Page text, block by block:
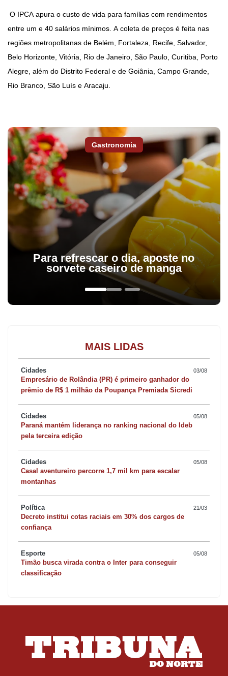
O IPCA apura o custo de vida para famílias com rendimentos
entre um e 40 salários mínimos. A coleta de preços é feita nas
regiões metropolitanas de Belém, Fortaleza, Recife, Salvador,
Belo Horizonte, Vitória, Rio de Janeiro, São Paulo, Curitiba, Porto
Alegre, além do Distrito Federal e de Goiânia, Campo Grande,
Rio Branco, São Luís e Aracaju.
Gastronomia
Para refrescar o dia, aposte no
sorvete caseiro de manga
MAIS LIDAS
Cidades 03/08
Empresário de Rolândia (PR) é primeiro ganhador do
prêmio de R$ 1 milhão da Poupança Premiada Sicredi
Cidades 05/08
Paraná mantém liderança no ranking nacional do Ideb
pela terceira edição
Cidades 05/08
Casal aventureiro percorre 1,7 mil km para escalar
montanhas
Política 21/03
Decreto institui cotas raciais em 30% dos cargos de
confiança
Esporte 05/08
Timão busca virada contra o Inter para conseguir
classificação